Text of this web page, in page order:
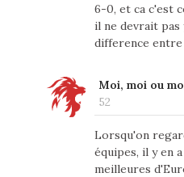
6-0, et ca c'est
il ne devrait pas
difference entre
Moi, moi ou
52
Lorsqu'on
équipes, il y en
meilleures